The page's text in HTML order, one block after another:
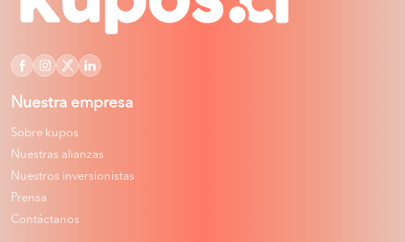
Nuestra empresa
Sobre kupos
Nuestras alianzas
Nuestros inversionistas
Prensa
Contáctanos